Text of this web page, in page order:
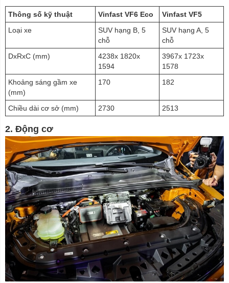
Thông số kỹ thuật Vinfast VF6 Eco
Vinfast VF5
Loại xe
SUV hạng B, 5
chỗ
SUV hạng A, 5
chỗ
DxRxC (mm)
4238x 1820x
1594
3967x 1723x
1578
Khoảng sáng gầm xe
(mm)
170 182
Chiều dài cơ sở (mm) 2730 2513
2. Động cơ